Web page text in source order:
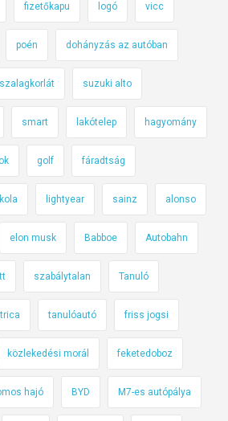
fizetőkapu logó vicc
poén dohányzás az autóban
szalagkorlát suzuki alto
smart lakótelep hagyomány
golf fáradtság
lightyear sainz alonso
elon musk Babboe Autobahn
szabálytalan Tanuló
tanulóautó friss jogsi
közlekedési morál feketedoboz
hajó BYD M7-es autópálya